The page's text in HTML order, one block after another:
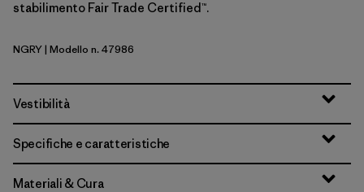
stabilimento Fair Trade Certified™.
Noble Grey
NGRY| Modello n. 47986
Vestibilità
Specifiche e caratteristiche
Materiali & Cura